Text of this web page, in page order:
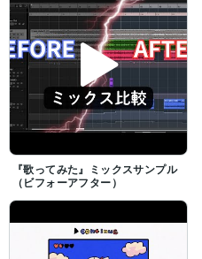
『歌ってみた』ミックスサンプル
（ビフォーアフター）